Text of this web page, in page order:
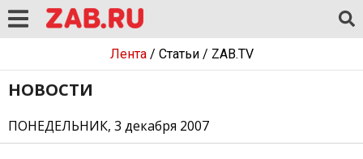
Лента/ Статьи/ ZAB.TV
НОВОСТИ
ПОНЕДЕЛЬНИК, 3 декабря 2007